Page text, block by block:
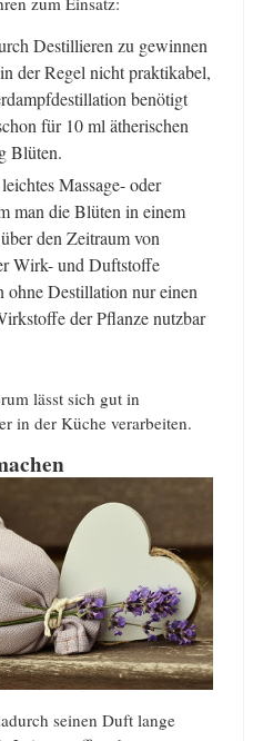
Destillieren zu gewinnen
der Regel nicht praktikabel,
benötigt
für 10 ml ätherischen
Blüten.
Massage- oder
man die Blüten in einem
den Zeitraum von
Wirk- und Duftstoffe
ohne Destillation nur einen
der Pflanze nutzbar
lässt sich gut in
in der Küche verarbeiten.
seinen Duft lange